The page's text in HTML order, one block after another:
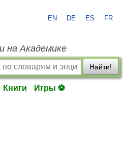
EN DE ES FR
на Академике
Найти!
Книги Игры ⚽